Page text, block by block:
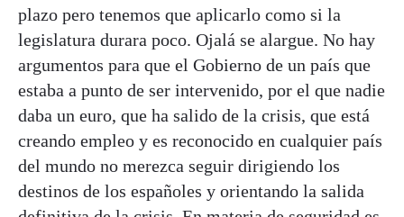
plazo pero tenemos que aplicarlo como si la
legislatura durara poco. Ojalá se alargue. No hay
argumentos para que el Gobierno de un país que
estaba a punto de ser intervenido, por el que nadie
daba un euro, que ha salido de la crisis, que está
creando empleo y es reconocido en cualquier país
del mundo no merezca seguir dirigiendo los
destinos de los españoles y orientando la salida